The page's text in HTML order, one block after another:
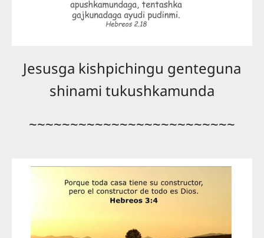
Jesusga kishpichingu genteguna
shinami tukushkamunda
~~~~~~~~~~~~~~~~~~~~~~~~~